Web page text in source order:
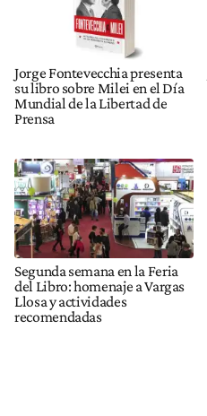
Jorge Fontevecchia presenta
su libro sobre Milei en el Día
Mundial de la Libertad de
Prensa
Segunda semana en la Feria
del Libro: homenaje a Vargas
Llosa y actividades
recomendadas